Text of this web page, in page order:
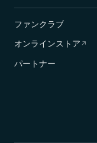
ファンクラブ
オンラインストア ↗
パートナー